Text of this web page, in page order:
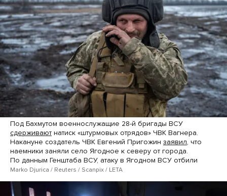
Под Бахмутом военнослужащие 28-й бригады ВСУ
сдерживают натиск «штурмовых отрядов» ЧВК Вагнера.
Накануне создатель ЧВК Евгений Пригожин заявил, что
наемники заняли село Ягодное к северу от города.
По данным Генштаба ВСУ, атаку в Ягодном ВСУ отбили
Marko Djurica / Reuters / Scanpix / LETA